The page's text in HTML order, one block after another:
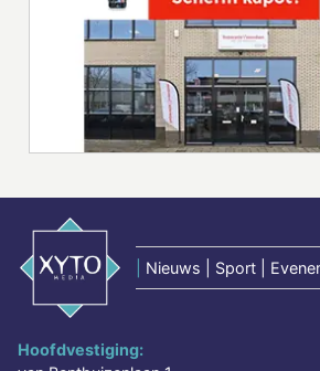
Nieuws | Sport |
Hoofdvestiging: